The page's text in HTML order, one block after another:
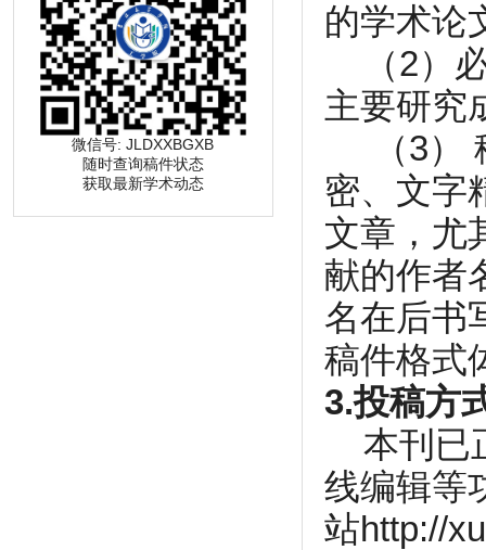
微信号: JLDXXBGXB
随时查询稿件状态
获取最新学术动态
的学术论
（2）必
主要研究
（3）
密、文字
文章，尤
献的作者
名在后书
稿件格式
3.投稿方
本刊已
线编辑等
站http://